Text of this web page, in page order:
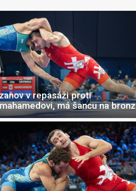
v repasáži proti
má šancu na bronz